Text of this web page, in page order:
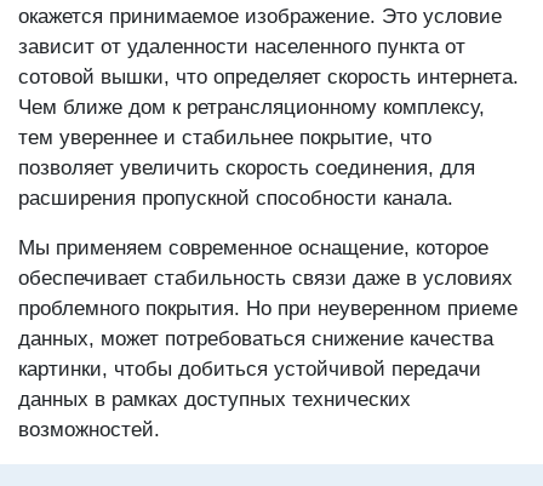
окажется принимаемое изображение. Это условие
зависит от удаленности населенного пункта от
сотовой вышки, что определяет скорость интернета.
Чем ближе дом к ретрансляционному комплексу,
тем увереннее и стабильнее покрытие, что
позволяет увеличить скорость соединения, для
расширения пропускной способности канала.
Мы применяем современное оснащение, которое
обеспечивает стабильность связи даже в условиях
проблемного покрытия. Но при неуверенном приеме
данных, может потребоваться снижение качества
картинки, чтобы добиться устойчивой передачи
данных в рамках доступных технических
возможностей.